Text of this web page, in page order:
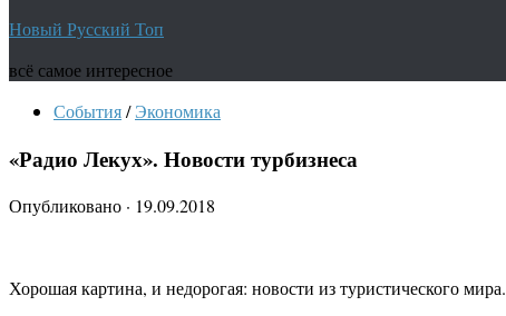
Новый Русский Топ
всё самое интересное
События/ Экономика
«Радио Лекух». Новости турбизнеса
Опубликовано · 19.09.2018
Хорошая картина, и недорогая: новости из туристического мира.